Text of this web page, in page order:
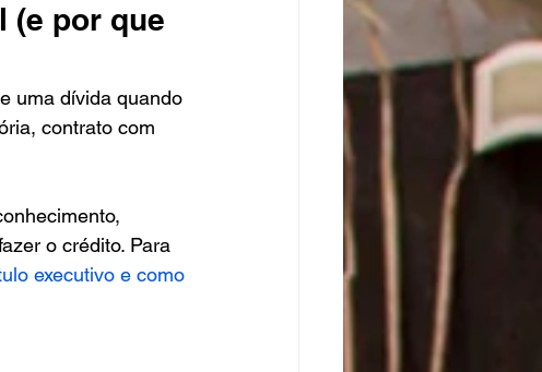
(e por que
uma dívida quando
contrato com
o crédito. Para
executivo e como